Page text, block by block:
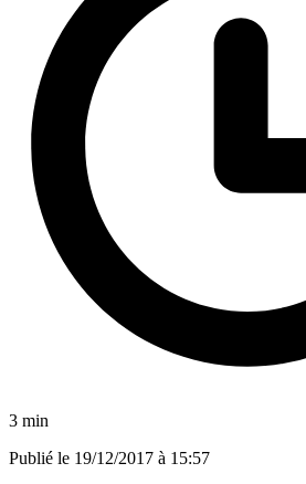
3 min
Publié le 19/12/2017 à 15:57